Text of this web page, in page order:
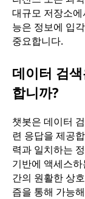
대규모 저장소
능은 정보에 입
중요합니다.
데이터 검
합니까?
챗봇은 데이터
련 응답을 제공
력과 일치하는
기반에 액세스
간의 원활한 상
즘을 통해 가능